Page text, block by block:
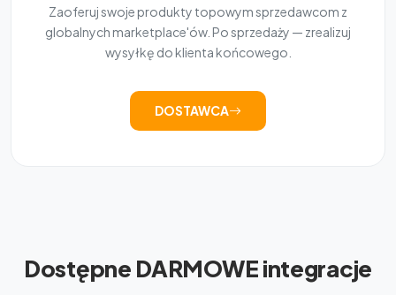
Zaoferuj swoje produkty topowym sprzedawcom z
globalnych marketplace'ów. Po sprzedaży — zrealizuj
wysyłkę do klienta końcowego.
DOSTAWCA
Dostępne DARMOWE integracje